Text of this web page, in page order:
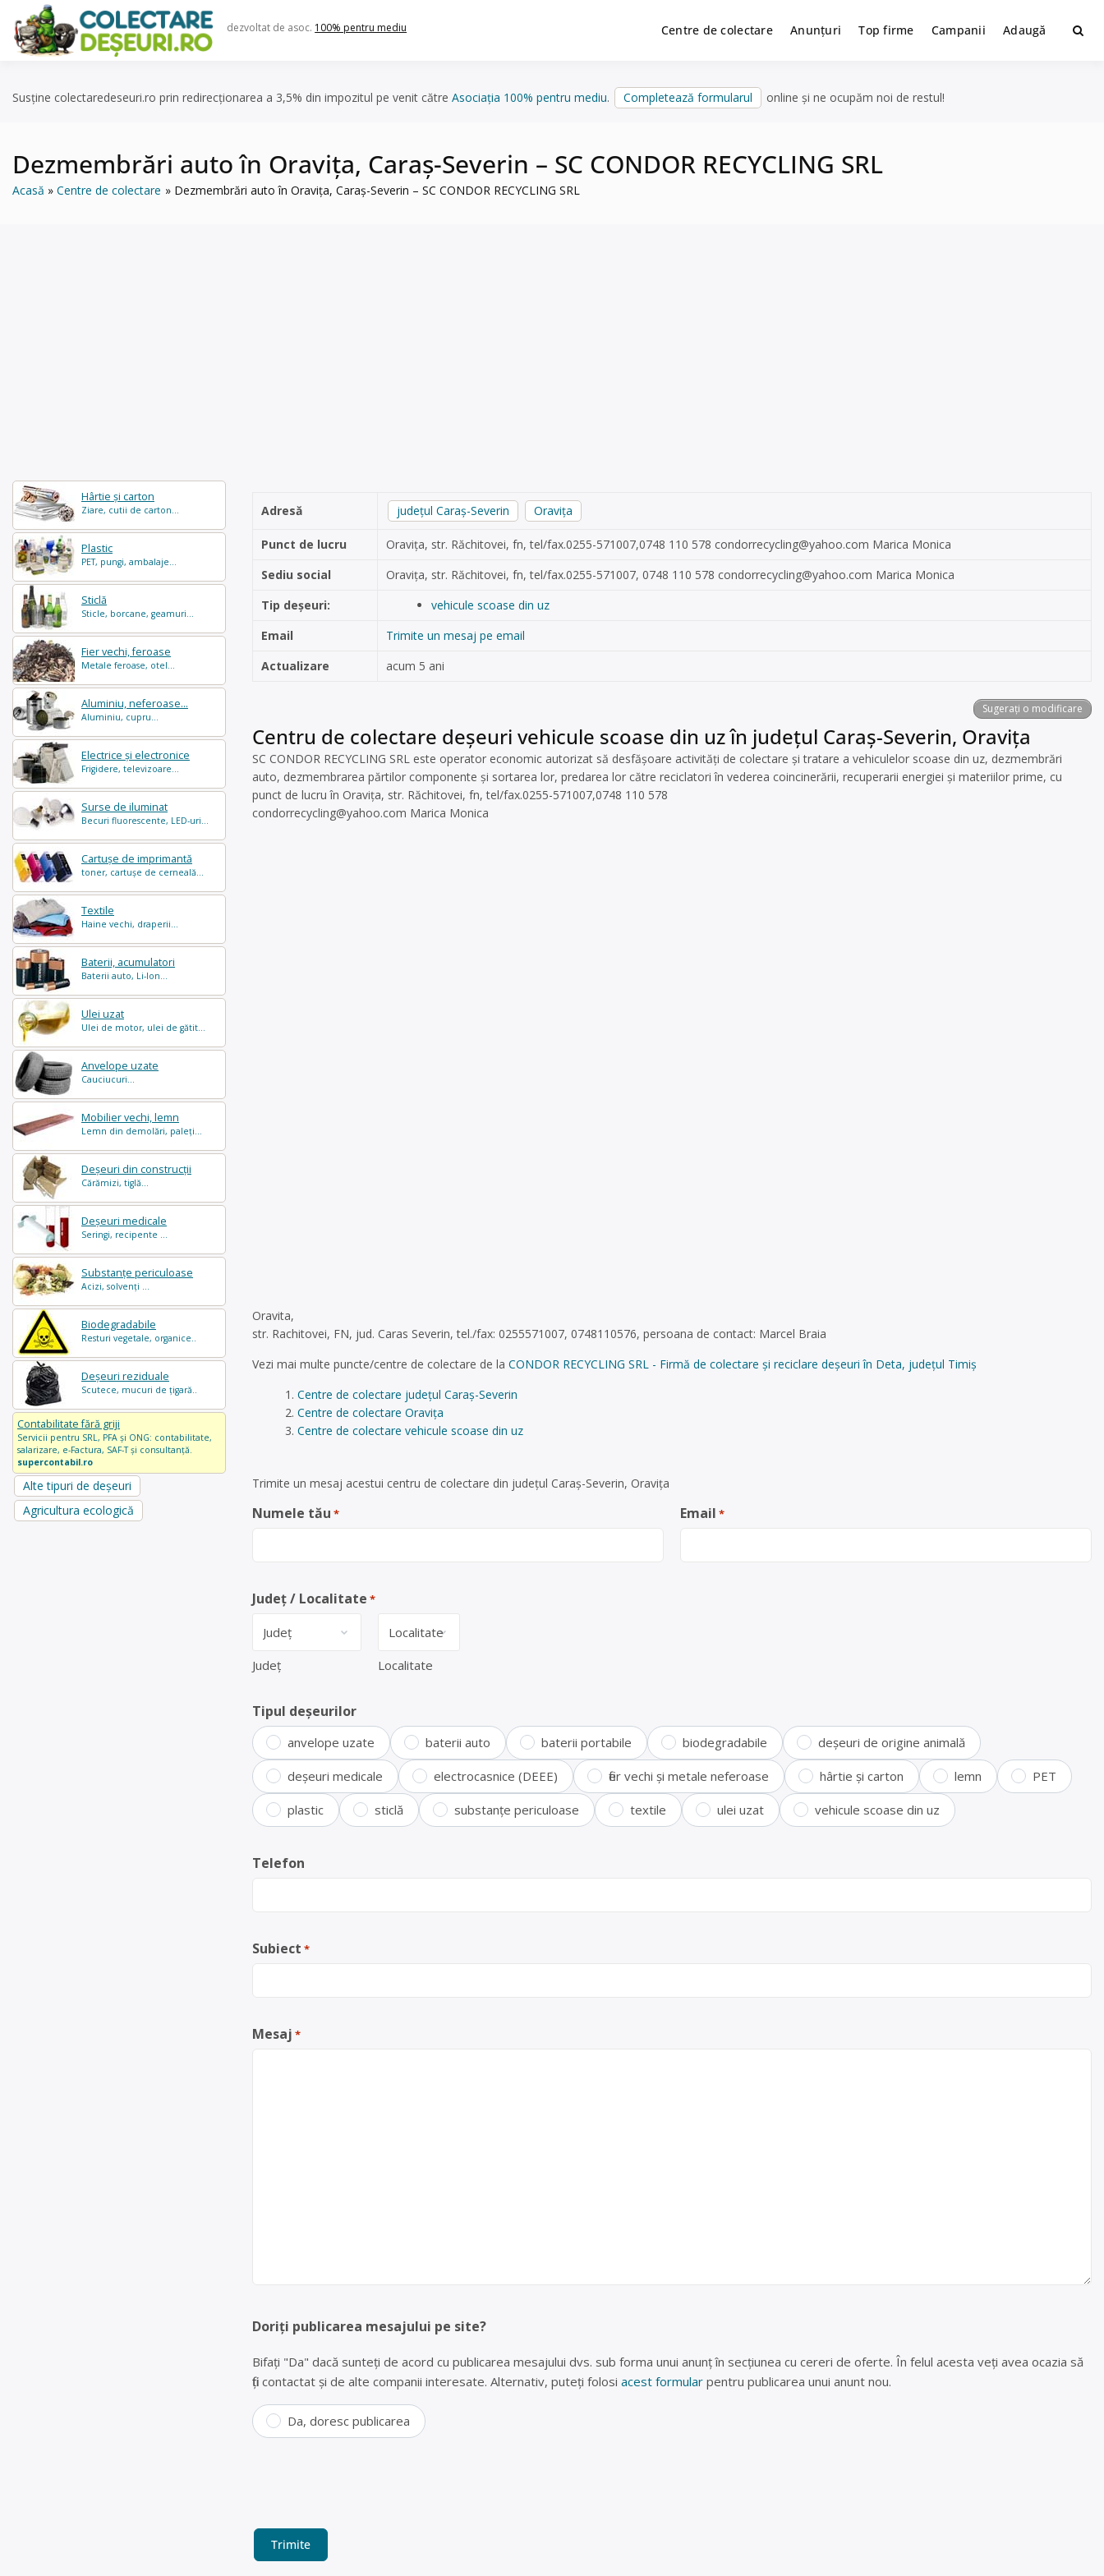
content
dezvoltat de asoc. 100% pentru mediu Centre de colectare Anunțuri Top firme Campanii Adaugă
Susține colectaredeseuri.ro prin redirecționarea a 3,5% din impozitul pe venit către Asociația 100% pentru mediu. Completează formularul online și ne ocupăm noi de restul!
Dezmembrări auto în Oravița, Caraș-Severin – SC CONDOR RECYCLING SRL
Acasă Centre de colectare Dezmembrări auto în Oravița, Caraș-Severin – SC CONDOR RECYCLING SRL
Hârtie și carton
Ziare, cutii de carton...
Plastic
PET, pungi, ambalaje...
Sticlă
Sticle, borcane, geamuri...
Fier vechi, feroase
Metale feroase, otel...
Aluminiu, neferoase...
Aluminiu, cupru...
Electrice și electronice
Frigidere, televizoare...
Surse de iluminat
Becuri fluorescente, LED-uri...
Cartușe de imprimantă
toner, cartușe de cerneală...
Textile
Haine vechi, draperii...
Baterii, acumulatori
Baterii auto, Li-Ion...
Ulei uzat
Ulei de motor, ulei de gătit...
Anvelope uzate
Cauciucuri...
Mobilier vechi, lemn
Lemn din demolări, paleți...
Deșeuri din construcții
Cărămizi, tiglă...
Deșeuri medicale
Seringi, recipente ...
Substanțe periculoase
Acizi, solvenți ...
Biodegradabile
Resturi vegetale, organice..
Deșeuri reziduale
Scutece, mucuri de țigară..
Contabilitate fără griji
Servicii pentru SRL, PFA și ONG: contabilitate,
salarizare, e-Factura, SAF-T și consultanță.
supercontabil.ro
Alte tipuri de deșeuri
Agricultura ecologică
Adresă județul Caraș-Severin Oravița
Punct de lucru Oravița, str. Răchitovei, fn, tel/fax.0255-571007,0748 110 578 condorrecycling@yahoo.com Marica Monica
Sediu social
Oravița, str. Răchitovei, fn, tel/fax.0255-571007, 0748 110 578 condorrecycling@yahoo.com Marica Monica
Tip deșeuri:
vehicule scoase din uz
Email
Trimite un mesaj pe email
Actualizare
acum 5 ani
Sugerați o modificare
Centru de colectare deșeuri vehicule scoase din uz în județul Caraș-Severin, Oravița
SC CONDOR RECYCLING SRL este operator economic autorizat să desfăşoare activităţi de colectare şi tratare a vehiculelor scoase din uz, dezmembrări
auto, dezmembrarea părtilor componente și sortarea lor, predarea lor către reciclatori în vederea coincinerării, recuperarii energiei și materiilor prime, cu
punct de lucru în Oravița, str. Răchitovei, fn, tel/fax.0255-571007,0748 110 578
condorrecycling@yahoo.com Marica Monica
Oravita,
str. Rachitovei, FN, jud. Caras Severin, tel./fax: 0255571007, 0748110576, persoana de contact: Marcel Braia
Vezi mai multe puncte/centre de colectare de la CONDOR RECYCLING SRL - Firmă de colectare și reciclare deșeuri în Deta, județul Timiș
Centre de colectare județul Caraș-Severin
Centre de colectare Oravița
Centre de colectare vehicule scoase din uz
Trimite un mesaj acestui centru de colectare din județul Caraș-Severin, Oravița
Numele tău * Email *
Județ / Localitate *
Județ Localitate
Tipul deșeurilor
anvelope uzate baterii auto baterii portabile biodegradabile deșeuri de origine animală
deșeuri medicale electrocasnice (DEEE) fier vechi și metale neferoase hârtie și carton lemn PET
plastic sticlă substanțe periculoase textile ulei uzat vehicule scoase din uz
Telefon
Subiect *
Mesaj *
Doriți publicarea mesajului pe site?
Bifați "Da" dacă sunteți de acord cu publicarea mesajului dvs. sub forma unui anunț în secțiunea cu cereri de oferte. În felul acesta veți avea ocazia să
fiți contactat și de alte companii interesate. Alternativ, puteți folosi acest formular pentru publicarea unui anunt nou.
Da, doresc publicarea